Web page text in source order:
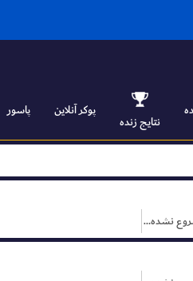
نتایج زنده
پوکر آنلاین پاسور
بازی شروع نشده است